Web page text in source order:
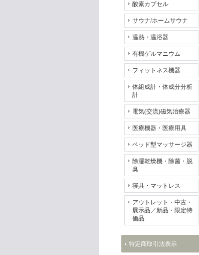
酸素カプセル
サウナ/ホームサウナ
温熱・温浴器
有機ゲルマニウム
フィットネス機器
体組成計・体成分分析
計
電気(交流)磁気治療器
医療機器・医療用具
ベッド型マッサージ器
除湿乾燥機・除菌・脱
臭
寝具・マットレス
アウトレット・中古・
展示品／新品・限定特
価品
特定商取引法表示